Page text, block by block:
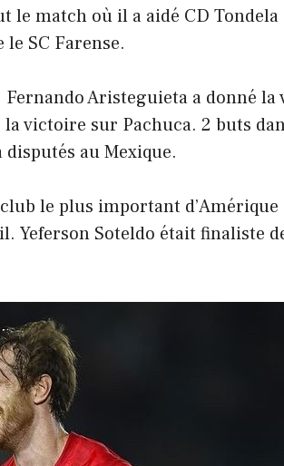
match où il a aidé CD Tondela
SC Farense.
Aristeguieta a donné la
victoire sur Pachuca. 2 buts
disputés au Mexique.
le plus important d’Amérique
Yeferson Soteldo était finaliste